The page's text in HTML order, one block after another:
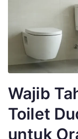
Wajib
Toilet
untuk